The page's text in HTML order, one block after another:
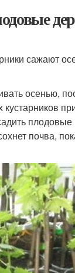
сажают
осенью,
плодовые
почва,